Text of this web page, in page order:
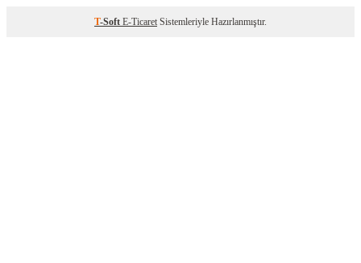
T-Soft E-Ticaret Sistemleriyle Hazırlanmıştır.